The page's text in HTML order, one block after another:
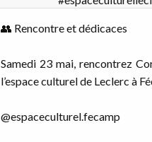
👥 Rencontre et dédicaces
Samedi 23 mai, rencontrez
l’espace culturel de Leclerc à
@espaceculturel.fecamp